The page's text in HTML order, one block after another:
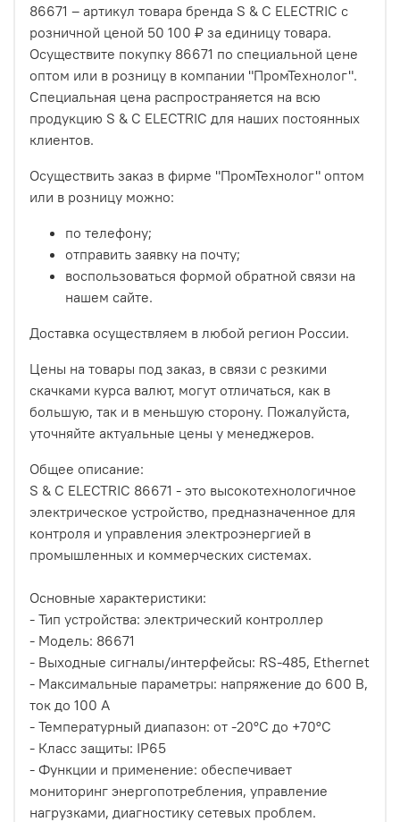
86671 – артикул товара бренда S & C ELECTRIC с
розничной ценой 50 100 ₽ за единицу товара.
Осуществите покупку 86671 по специальной цене
оптом или в розницу в компании "ПромТехнолог".
Специальная цена распространяется на всю
продукцию S & C ELECTRIC для наших постоянных
клиентов.
Осуществить заказ в фирме "ПромТехнолог" оптом
или в розницу можно:
по телефону;
отправить заявку на почту;
воспользоваться формой обратной связи на
нашем сайте.
Доставка осуществляем в любой регион России.
Цены на товары под заказ, в связи с резкими
скачками курса валют, могут отличаться, как в
большую, так и в меньшую сторону. Пожалуйста,
уточняйте актуальные цены у менеджеров.
Общее описание:
S & C ELECTRIC 86671 - это высокотехнологичное
электрическое устройство, предназначенное для
контроля и управления электроэнергией в
промышленных и коммерческих системах.
Основные характеристики:
- Тип устройства: электрический контроллер
- Модель: 86671
- Выходные сигналы/интерфейсы: RS-485, Ethernet
- Максимальные параметры: напряжение до 600 В,
ток до 100 А
- Температурный диапазон: от -20°C до +70°C
- Класс защиты: IP65
- Функции и применение: обеспечивает
мониторинг энергопотребления, управление
нагрузками, диагностику сетевых проблем.